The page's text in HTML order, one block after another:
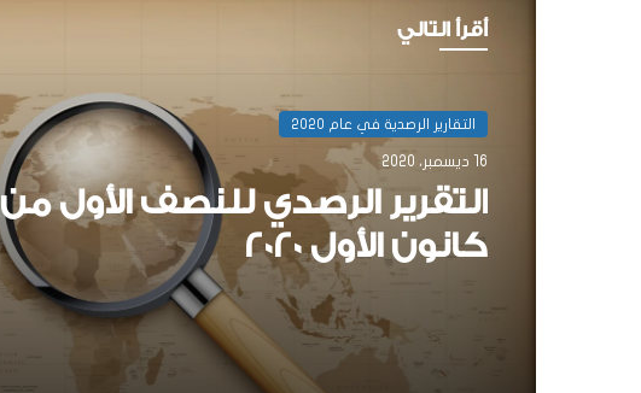
أقرأ التالي
التقارير الرصدية في عام 2020
16 ديسمبر، 2020
التقرير الرصدي للنصف الأول من
كانون الأول 2020